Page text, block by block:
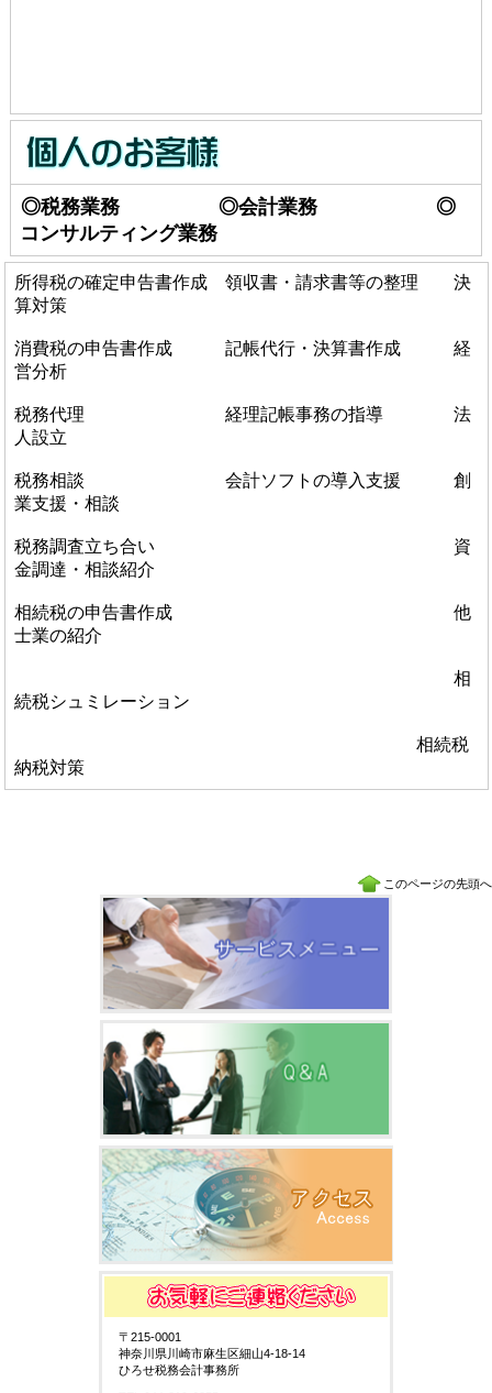
◎税務業務 ◎会計業務 ◎
コンサルティング業務
所得税の確定申告書作成 領収書・請求書等の整理 決
算対策
消費税の申告書作成 記帳代行・決算書作成 経
営分析
税務代理 経理記帳事務の指導 法
人設立
税務相談 会計ソフトの導入支援 創
業支援・相談
税務調査立ち合い 資
金調達・相談紹介
相続税の申告書作成 他
士業の紹介
相
続税シュミレーション
相続税
納税対策
このページの先頭へ
〒215-0001
神奈川県川崎市麻生区細山4-18-14
ひろせ税務会計事務所